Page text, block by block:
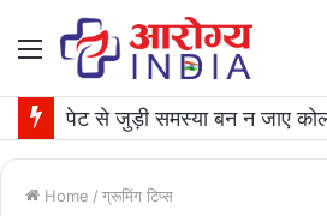
Menu
Home / ग्रूमिंग टिप्स